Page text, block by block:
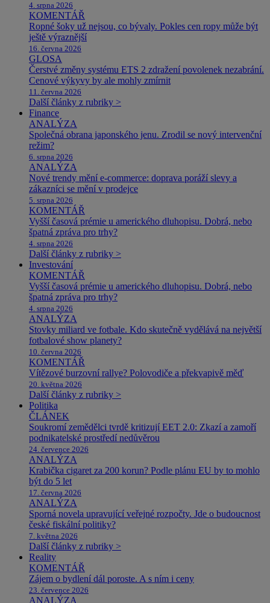
4. srpna 2026
KOMENTÁŘ
Ropné šoky už nejsou, co bývaly. Pokles cen ropy může být
ještě výraznější
16. června 2026
GLOSA
Čerstvé změny systému ETS 2 zdražení povolenek nezabrání.
Cenové výkyvy by ale mohly zmírnit
11. června 2026
Další články z rubriky >
Finance
ANALÝZA
Společná obrana japonského jenu. Zrodil se nový intervenční
režim?
6. srpna 2026
ANALÝZA
Nové trendy mění e-commerce: doprava poráží slevy a
zákazníci se mění v prodejce
5. srpna 2026
KOMENTÁŘ
Vyšší časová prémie u amerického dluhopisu. Dobrá, nebo
špatná zpráva pro trhy?
4. srpna 2026
Další články z rubriky >
Investování
KOMENTÁŘ
Vyšší časová prémie u amerického dluhopisu. Dobrá, nebo
špatná zpráva pro trhy?
4. srpna 2026
ANALÝZA
Stovky miliard ve fotbale. Kdo skutečně vydělává na největší
fotbalové show planety?
10. června 2026
KOMENTÁŘ
Vítězové burzovní rallye? Polovodiče a překvapivě měď
20. května 2026
Další články z rubriky >
Politika
ČLÁNEK
Soukromí zemědělci tvrdě kritizují EET 2.0: Zkazí a zamoří
podnikatelské prostředí nedůvěrou
24. července 2026
ANALÝZA
Krabička cigaret za 200 korun? Podle plánu EU by to mohlo
být do 5 let
17. června 2026
ANALÝZA
Sporná novela upravující veřejné rozpočty. Jde o budoucnost
české fiskální politiky?
7. května 2026
Další články z rubriky >
Reality
KOMENTÁŘ
Zájem o bydlení dál poroste. A s ním i ceny
23. července 2026
ANALÝZA